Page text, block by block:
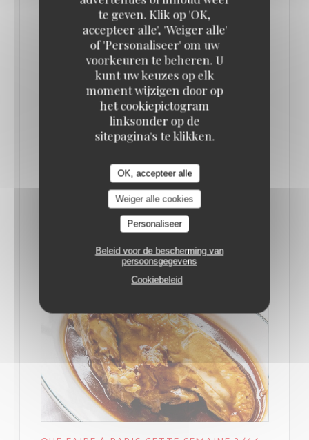
te geven. Klik op 'OK,
accepteer alle', 'Weiger alle'
of 'Personaliseer' om uw
voorkeuren te beheren. U
kunt uw keuzes op elk
moment wijzigen door op
het cookiepictogram
linksonder op de
sitepagina's te klikken.
OK, accepteer alle
Weiger alle cookies
Personaliseer
Beleid voor de bescherming van
persoonsgegevens
Cookiebeleid
cuisine française : un hareng de Bismarck avec sa
vinaigrette sucrée, une choucroute garnie au
véritable jambon, un poulet fermier de 100 jours
rôti et LE véritable gratin dauphinois. Côté
desserts, la tatin complètement renversée avec sa
généreuse crème acidulée et le millefeuille ferment
le bal. La carte et les recettes sont ici des grandes
LEES HET ARTIKEL((OPENT IN EEN NIEUW